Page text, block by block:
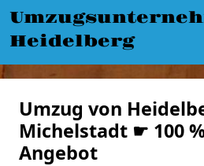
Heidelberg
Umzug von
Michelstadt ☛ 100
Angebot